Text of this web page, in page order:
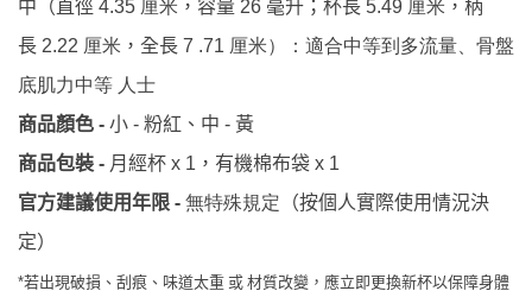
中（直徑 4.35 厘米 ，容量 26 毫升；杯長 5.49 厘米 ，柄
長 2.22 厘米 ，全長 7 .71 厘米）：適合中等到多流量、骨盤
底肌力中等 人士
商品顏色 - 小 - 粉紅、中 - 黃
商品包裝 - 月經杯 x 1 ，有機棉布袋 x 1
官方建議使用年限 - 無特殊規定 （按個人實際使用情況決
定）
*若出現破損、刮痕、味道太重 或 材質改變，應立即更換新杯以保障身體